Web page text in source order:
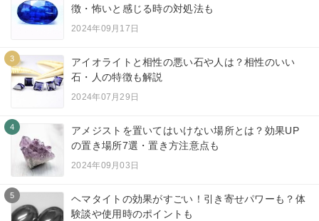
徴・怖いと感じる時の対処法も
2024年09月17日
3
アイオライトと相性の悪い石や人は？相性のいい
石・人の特徴も解説
2024年07月29日
4
アメジストを置いてはいけない場所とは？効果UP
の置き場所7選・置き方注意点も
2024年09月03日
5
ヘマタイトの効果がすごい！引き寄せパワーも？体
験談や使用時のポイントも